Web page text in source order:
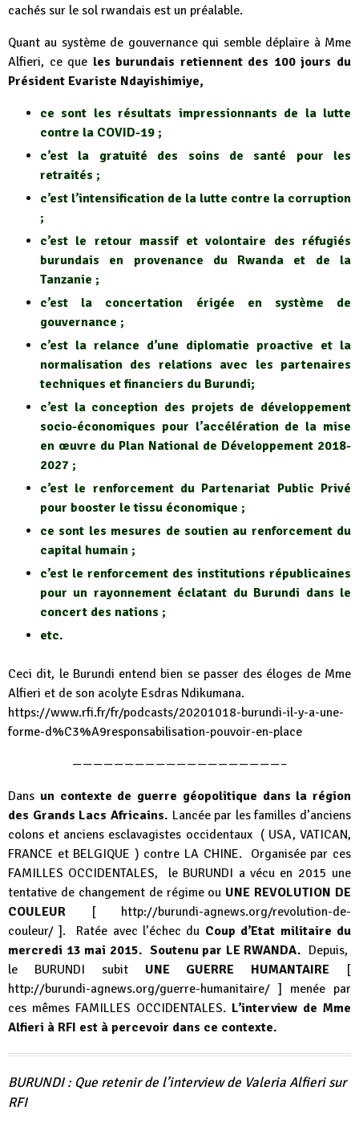
cachés sur le sol rwandais est un préalable.
Quant au système de gouvernance qui semble déplaire à Mme
Alfieri, ce que les burundais retiennent des 100 jours du
Président Evariste Ndayishimiye,
ce sont les résultats impressionnants de la lutte
contre la COVID-19 ;
c’est la gratuité des soins de santé pour les
retraités ;
c’est l’intensification de la lutte contre la corruption
;
c’est le retour massif et volontaire des réfugiés
burundais en provenance du Rwanda et de la
Tanzanie ;
c’est la concertation érigée en système de
gouvernance ;
c’est la relance d’une diplomatie proactive et la
normalisation des relations avec les partenaires
techniques et financiers du Burundi;
c’est la conception des projets de développement
socio-économiques pour l’accélération de la mise
en œuvre du Plan National de Développement 2018-
2027 ;
c’est le renforcement du Partenariat Public Privé
pour booster le tissu économique ;
ce sont les mesures de soutien au renforcement du
capital humain ;
c’est le renforcement des institutions républicaines
pour un rayonnement éclatant du Burundi dans le
concert des nations ;
etc.
Ceci dit, le Burundi entend bien se passer des éloges de Mme
Alfieri et de son acolyte Esdras Ndikumana.
https://www.rfi.fr/fr/podcasts/20201018-burundi-il-y-a-une-
forme-d%C3%A9responsabilisation-pouvoir-en-place
————————————————————–
Dans un contexte de guerre géopolitique dans la région
des Grands Lacs Africains. Lancée par les familles d’anciens
colons et anciens esclavagistes occidentaux ( USA, VATICAN,
FRANCE et BELGIQUE ) contre LA CHINE. Organisée par ces
FAMILLES OCCIDENTALES, le BURUNDI a vécu en 2015 une
tentative de changement de régime ou UNE REVOLUTION DE
COULEUR [ http://burundi-agnews.org/revolution-de-
couleur/ ]. Ratée avec l’échec du Coup d’Etat militaire du
mercredi 13 mai 2015. Soutenu par LE RWANDA. Depuis,
le BURUNDI subit UNE GUERRE HUMANTAIRE [
http://burundi-agnews.org/guerre-humanitaire/ ] menée par
ces mêmes FAMILLES OCCIDENTALES. L’interview de Mme
Alfieri à RFI est à percevoir dans ce contexte.
BURUNDI : Que retenir de l’interview de Valeria Alfieri sur
RFI